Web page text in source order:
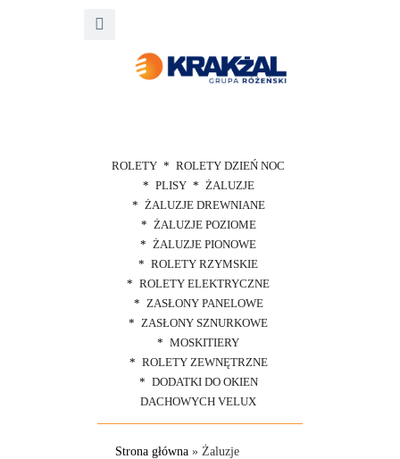
ROLETY
ROLETY DZIEŃ NOC
PLISY
ŻALUZJE
ŻALUZJE DREWNIANE
ŻALUZJE POZIOME
ŻALUZJE PIONOWE
ROLETY RZYMSKIE
ROLETY ELEKTRYCZNE
ZASŁONY PANELOWE
ZASŁONY SZNURKOWE
MOSKITIERY
ROLETY ZEWNĘTRZNE
DODATKI DO OKIEN
DACHOWYCH VELUX
Strona główna » Żaluzje